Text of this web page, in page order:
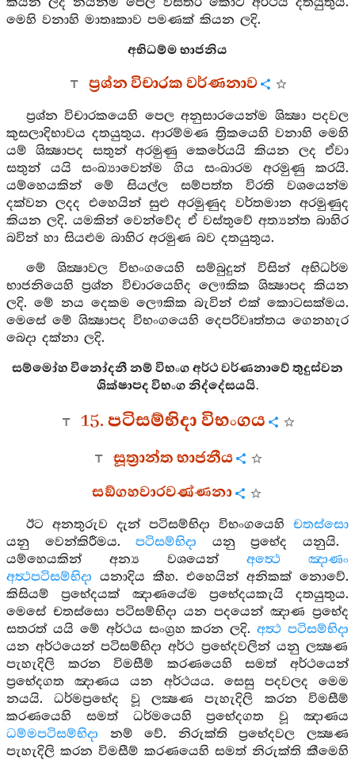
මෙහි වනාහි මාතෘකාව පමණක් කියන ලදි.
අභිධම්ම භාජනිය
ප්‍රශ්න විචාරක වර්ණනාව
ප්‍රශ්න විචාරකයෙහි පෙල අනුසාරයෙන්ම ශික්‍ෂා පදවල
කුසලාදිභාවය දතයුතුය. ආරම්මණ ත්‍රිකයෙහි වනාහි මෙහි
යම් ශික්‍ෂාපද සතුන් අරමුණු කෙරේයයි කියන ලද ඒවා
සතුන් යයි සංඛ්‍යාවෙන්ම ගිය සංඛාරම අරමුණු කරයි.
යම්හෙයකින් මේ සියල්ල සම්පත්ත විරති වශයෙන්ම
දක්වන ලදද එහෙයින් සුළු අරමුණුද වර්තමාන අරමුණුද
කියන ලදි. යමකින් වෙන්වේද ඒ වස්තුවේ අත්‍යන්ත බාහිර
බවින් හා සියළුම බාහිර අරමුණ බව දතයුතුය.
මේ ශික්‍ෂාවල විභංගයෙහි සම්බුදුන් විසින් අභිධර්ම
භාජනියෙහි ප්‍රශ්න විචාරයෙහිද ලෞකික ශික්‍ෂාපද කියන
ලදි. මේ නය දෙකම ලෞකික බැවින් එක් කොටසක්මය.
මෙසේ මේ ශික්‍ෂාපද විභංගයෙහි දෙපරිවෘත්තය ගෙනහැර
බෙදා දක්නා ලදි.
සම්මෝහ විනෝදනී නම් විභංග අර්ථ වර්ණනාවේ තුදුස්වන
ශික්ෂාපද විභංග නිද්දේසයයි.
15. පටිසම්භිදා විභංගය
සූත්‍රාන්ත භාජනීය
සඞ්ගහවාරවණ්ණනා
ඊට අනතුරුව දැන් පටිසම්භිදා විභංගයෙහි චතස්සො
යනු වෙන්කිරීමය. පටිසම්භිදා යනු ප්‍රභේද යනුයි.
යම්හෙයකින් අන්‍ය වශයෙන් අත්‍ථෙ ඤාණං
අත්‍ථපටිසම්භිදා යනාදිය කීහ. එහෙයින් අනිකක් නොවේ.
කිසියම් ප්‍රභේදයක් ඤාණයේම ප්‍රභේදයකැයි දතයුතුය.
මෙසේ චතස්සො පටිසම්භිදා යන පදයෙන් ඤාණ ප්‍රභේද
සතරත් යයි මේ අර්ථය සංග්‍රහ කරන ලදි.අත්‍ථ පටිසම්භිදා
යන අර්ථයෙන් පටිසම්භිදා අර්ථ ප්‍රභේදවලින් යනු ලක්‍ෂණ
පැහැදිලි කරන විමසීම් කරණයෙහි සමත් අර්ථයෙන්
ප්‍රභේදගත ඤාණය යන අර්ථයය. සෙසු පදවලද මෙම
නයයි. ධර්මප්‍රභේද වූ ලක්‍ෂණ පැහැදිලි කරන විමසීම්
කරණයෙහි සමත් ධර්මයෙහි ප්‍රභේදගත වූ ඤාණය
ධම්මපටිසම්භිදා නම් වේ. නිරුක්ති ප්‍රභේදවල ලක්‍ෂණ
පැහැදිලි කරන විමසීම් කරණයෙහි සමත් නිරුක්ති කීමෙහි